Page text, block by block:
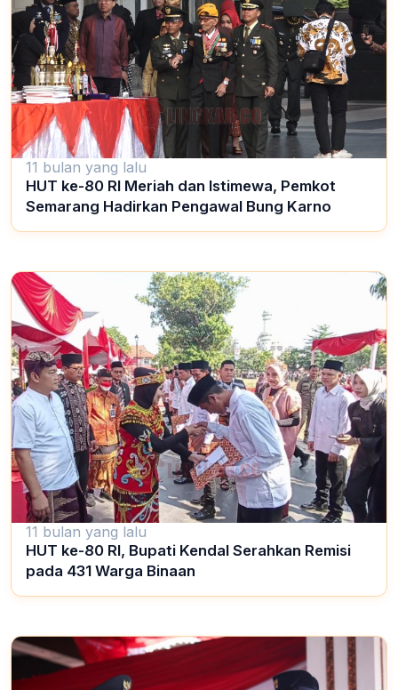
11 bulan yang lalu
HUT ke-80 RI Meriah dan Istimewa, Pemkot
Semarang Hadirkan Pengawal Bung Karno
11 bulan yang lalu
HUT ke-80 RI, Bupati Kendal Serahkan Remisi
pada 431 Warga Binaan